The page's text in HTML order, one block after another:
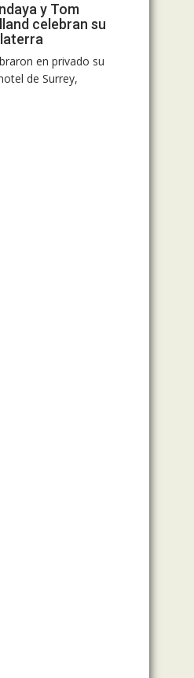
y Tom
celebran su
en privado su
de Surrey,